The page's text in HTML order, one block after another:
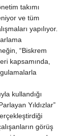
takımı
ve tüm
yapılıyor.
“Biskrem
kapsamında,
kullandığı
Yıldızlar”
görüş